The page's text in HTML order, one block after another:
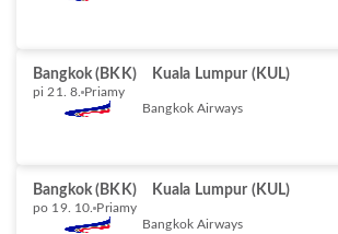
Bangkok (BKK) Kuala Lumpur (KUL)
pi 21. 8. Priamy
Bangkok Airways
Bangkok (BKK) Kuala Lumpur (KUL)
po 19. 10. Priamy
Bangkok Airways